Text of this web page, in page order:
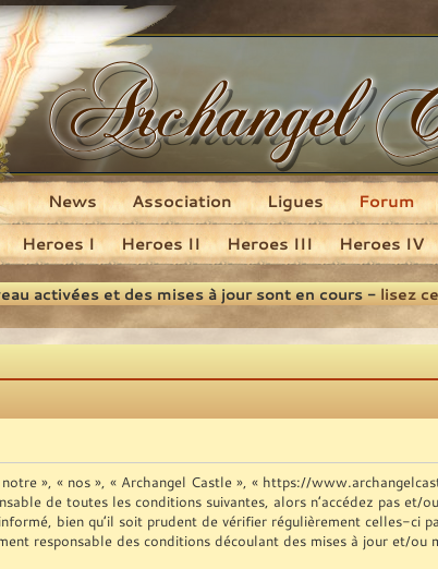
Heroes I Heroes II Heroes III Heroes IV
News Association Ligues Forum
activées et des mises à jour sont en cours -lisez
», « nos », « Archangel Castle », « https://
de toutes les conditions suivantes, alors n’accédez pas
bien qu’il soit prudent de vérifier régulièrement celles-ci
responsable des conditions découlant des mises à jour et/ou